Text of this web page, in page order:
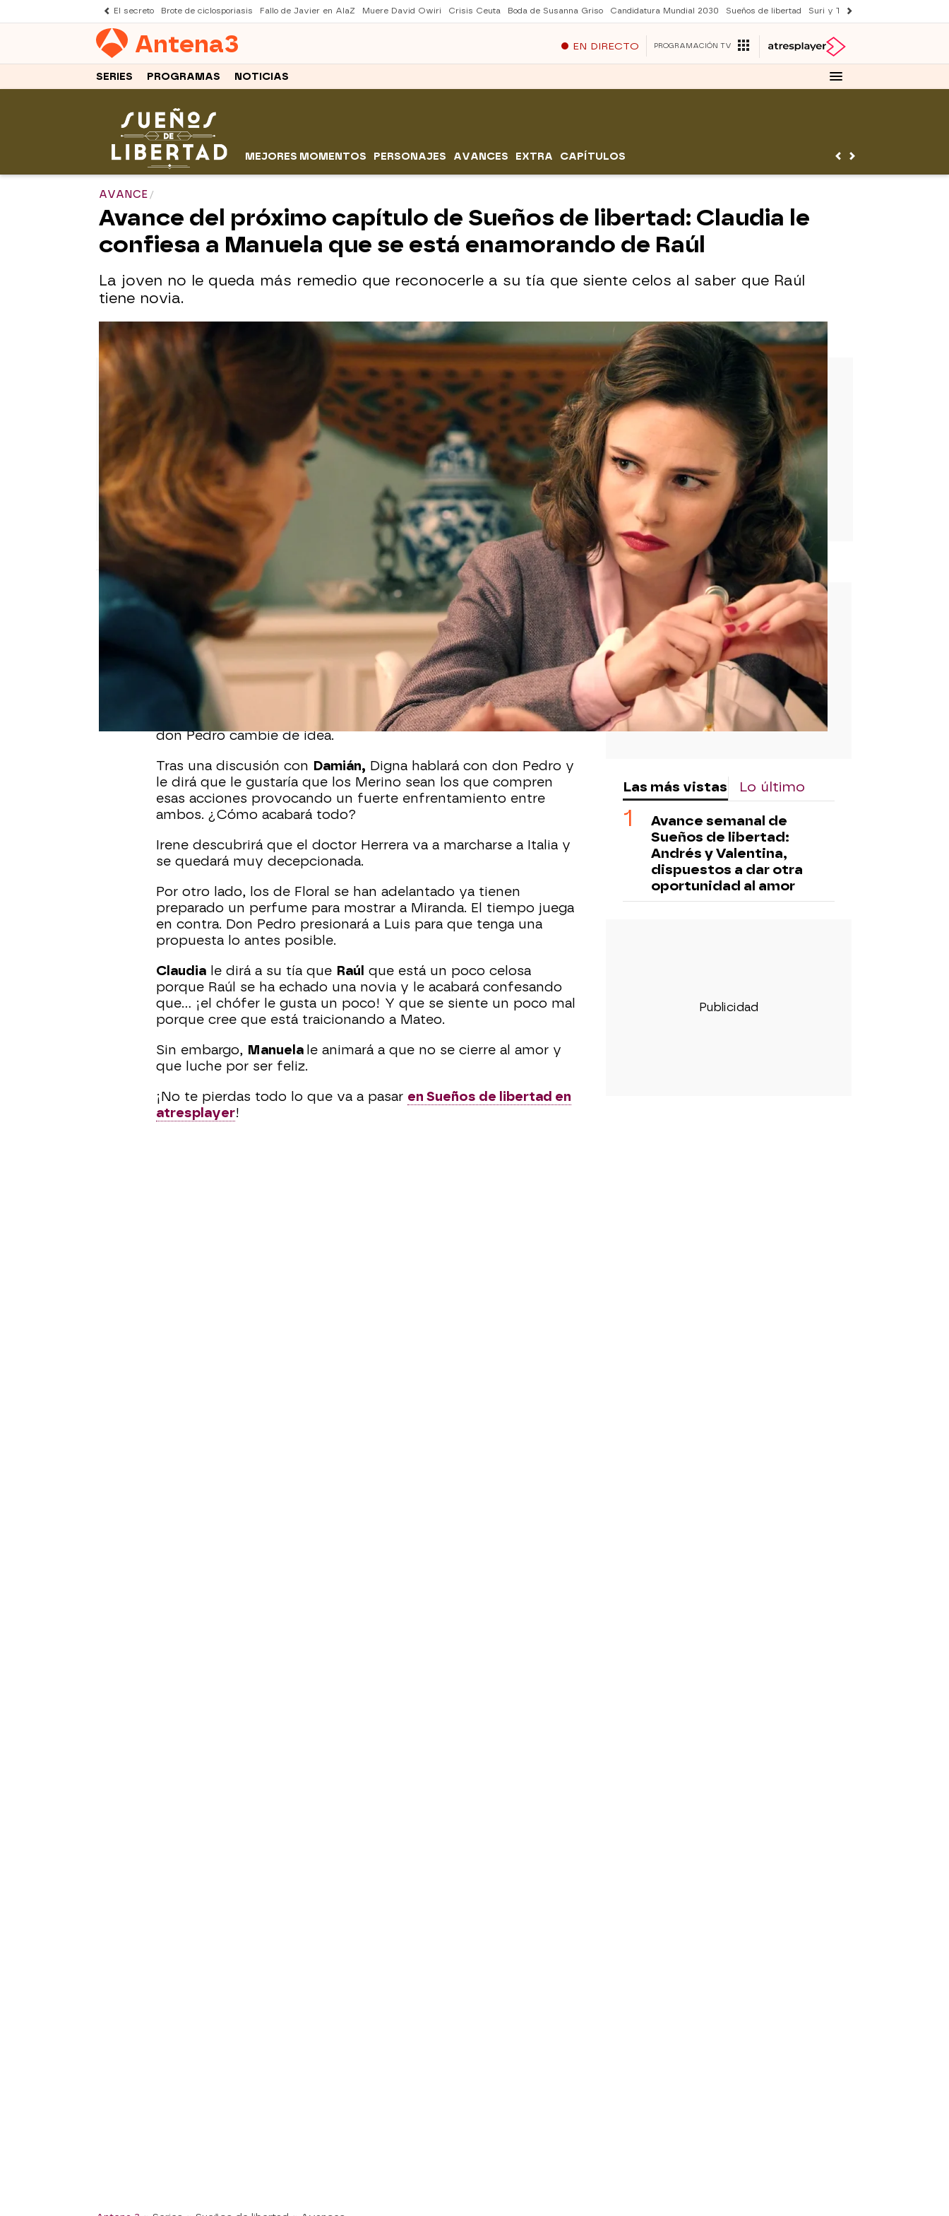
El secreto Brote de ciclosporiasis Fallo de Javier en AlaZ Muere David Owiri Crisis Ceuta Boda de Susanna Griso Candidatura Mundial 2030 Sueños de libertad Suri y Tom Cruise
Antena3 EN DIRECTO PROGRAMACIÓN TV
SERIES PROGRAMAS NOTICIAS
MEJORES MOMENTOS PERSONAJES AVANCES EXTRA CAPÍTULOS
AVANCE
Avance del próximo capítulo de Sueños de libertad: Claudia le
confiesa a Manuela que se está enamorando de Raúl
La joven no le queda más remedio que reconocerle a su tía que siente celos al saber que Raúl
tiene novia.
María se arrepiente tras besar a Raúl y le deja claro su lugar: “Tú eres un chófer”
Julia Zapata López
Publicado: 15 de mayo de 2025, 16:59
WhatsappFacebook
X Flipboard
En el próximo capítulo de Sueños de libertad…
Andrés le echará en cara a don Pedroque le haya propuesto a
María comprarle sus acciones y
Damiánacudirá a Digna para
pedirle su ayuda. Cree que es la única que puede hacer que
don Pedro cambie de idea.
Tras una discusión con Damián, Digna hablará con don Pedro y
le dirá que le gustaría que los Merino sean los que compren
esas acciones provocando un fuerte enfrentamiento entre
ambos. ¿Cómo acabará todo?
Irene descubrirá que el doctor Herrera va a marcharse a Italia y
se quedará muy decepcionada.
Por otro lado, los de Floral se han adelantado ya tienen
preparado un perfume para mostrar a Miranda. El tiempo juega
en contra. Don Pedro presionará a Luis para que tenga una
propuesta lo antes posible.
Claudia le dirá a su tía que Raúl que está un poco celosa
porque Raúl se ha echado una novia y le acabará confesando
que… ¡el chófer le gusta un poco! Y que se siente un poco mal
porque cree que está traicionando a Mateo.
Sin embargo, Manuela le animará a que no se cierre al amor y
que luche por ser feliz.
¡No te pierdas todo lo que va a pasar en Sueños de libertad en
atresplayer!
Las más vistas Lo último
Avance semanal de
Sueños de libertad:
Andrés y Valentina,
dispuestos a dar otra
oportunidad al amor